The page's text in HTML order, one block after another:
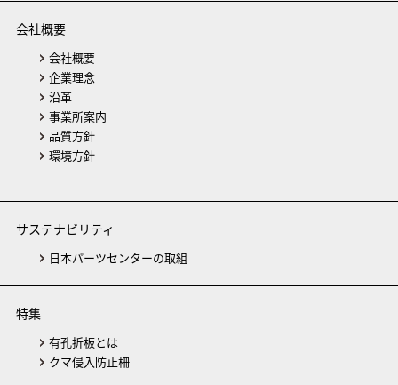
会社概要
会社概要
企業理念
沿革
事業所案内
品質方針
環境方針
サステナビリティ
日本パーツセンターの取組
特集
有孔折板とは
クマ侵入防止柵